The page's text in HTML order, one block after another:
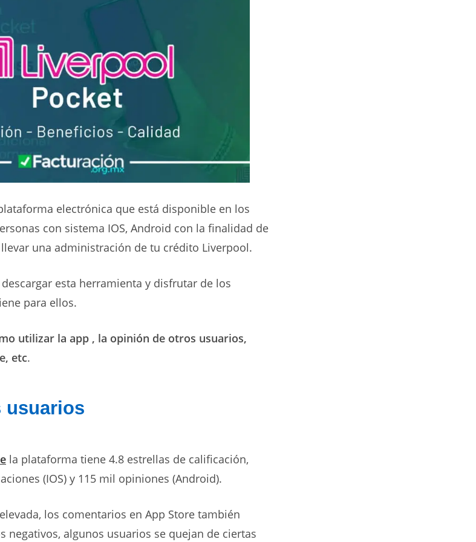
electrónica que está disponible en los
con sistema IOS, Android con la finalidad de
una administración de tu crédito Liverpool.
esta herramienta y disfrutar de los
para ellos.
utilizar la app , la opinión de otros usuarios,
etc.
usuarios
la plataforma tiene 4.8 estrellas de calificación,
(IOS) y 115 mil opiniones (Android).
los comentarios en App Store también
negativos, algunos usuarios se quejan de ciertas